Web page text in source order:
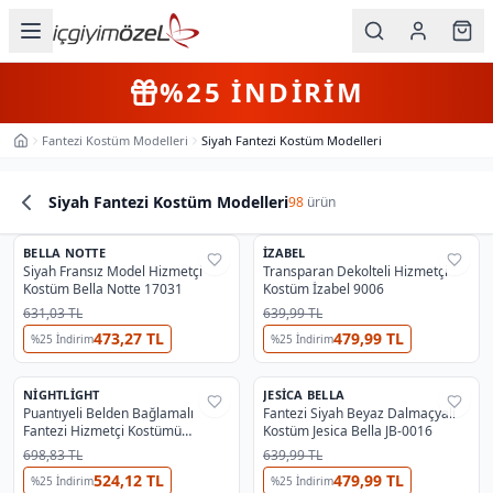
Erkek
Çocuk
Fantazi
Büyük
Beden
4+Farklı ÜrünKARGO BEDAVA
Ana SayfaFantezi Kostüm Modelleri Siyah Fantezi Kostüm Modelleri
Siyah Fantezi Kostüm Modelleri98 ürün
Ürün Listesi
%74
BELLA NOTTE
Siyah Fransız Model Hizmetçi
Kostüm Bella Notte 17031
631,03 TL
%25 İndirim473,27 TL
%63
İZABEL
Transparan Dekolteli Hizmetçi
Kostüm İzabel 9006
639,99 TL
%25 İndirim479,99 TL
%38
NIGHTLIGHT
Puantıyeli Belden Bağlamalı
Fantezi Hizmetçi Kostümü
Nightlight 3300
698,83 TL
%25 İndirim524,12 TL
%38
JESICA BELLA
Fantezi Siyah Beyaz Dalmaçyalı
Kostüm Jesica Bella JB-0016
639,99 TL
%25 İndirim479,99 TL